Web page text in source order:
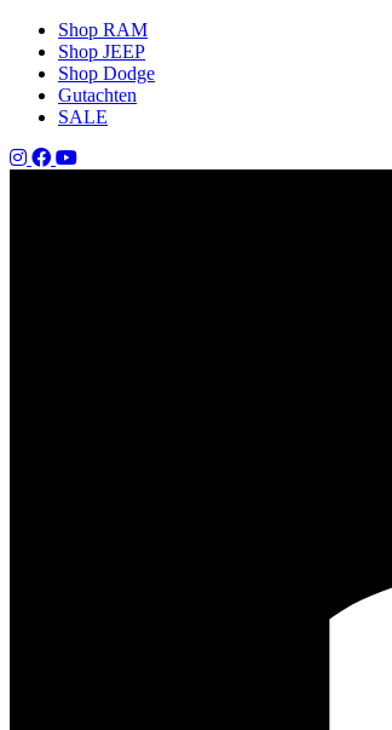
Shop RAM
Shop JEEP
Shop Dodge
Gutachten
SALE